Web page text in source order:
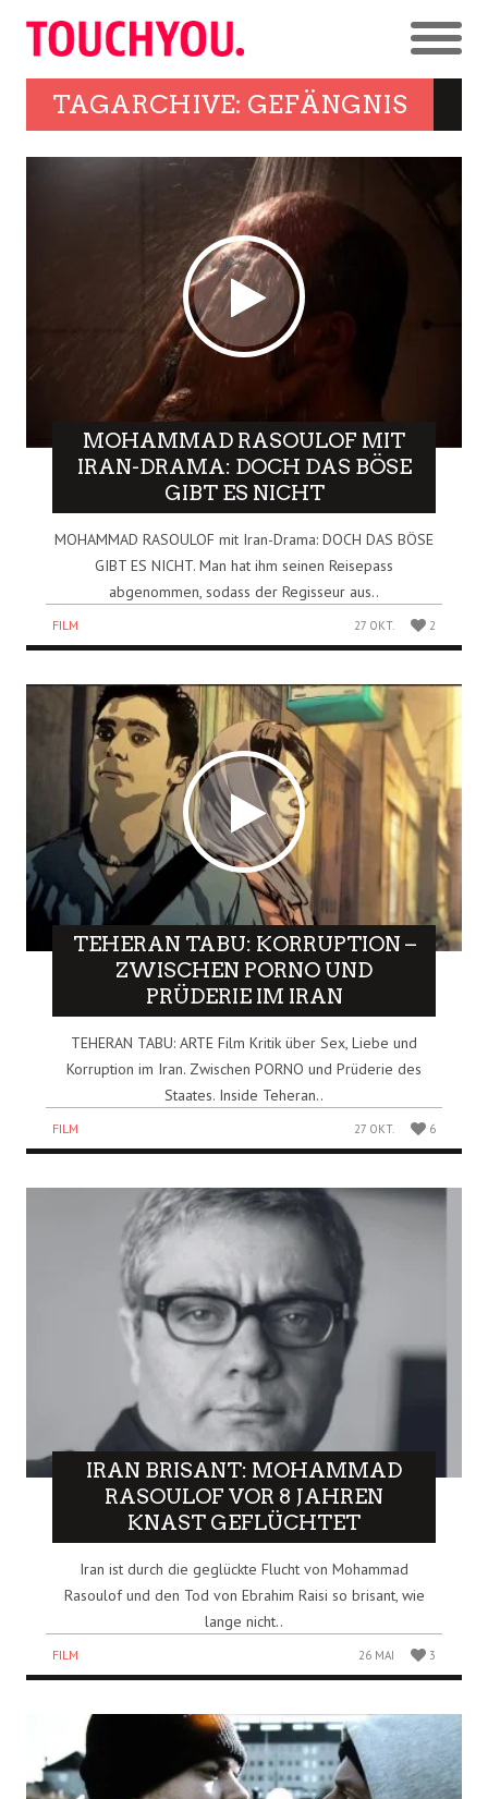
TAGARCHIVE: GEFÄNGNIS
MOHAMMAD RASOULOF MIT
IRAN-DRAMA: DOCH DAS BÖSE
GIBT ES NICHT
MOHAMMAD RASOULOF mit Iran-Drama: DOCH DAS BÖSE
GIBT ES NICHT. Man hat ihm seinen Reisepass
abgenommen, sodass der Regisseur aus..
FILM 27 OKT. 2
TEHERAN TABU: KORRUPTION –
ZWISCHEN PORNO UND
PRÜDERIE IM IRAN
TEHERAN TABU: ARTE Film Kritik über Sex, Liebe und
Korruption im Iran. Zwischen PORNO und Prüderie des
Staates. Inside Teheran..
FILM 27 OKT. 6
IRAN BRISANT: MOHAMMAD
RASOULOF VOR 8 JAHREN
KNAST GEFLÜCHTET
Iran ist durch die geglückte Flucht von Mohammad
Rasoulof und den Tod von Ebrahim Raisi so brisant, wie
lange nicht..
FILM 26 MAI 3